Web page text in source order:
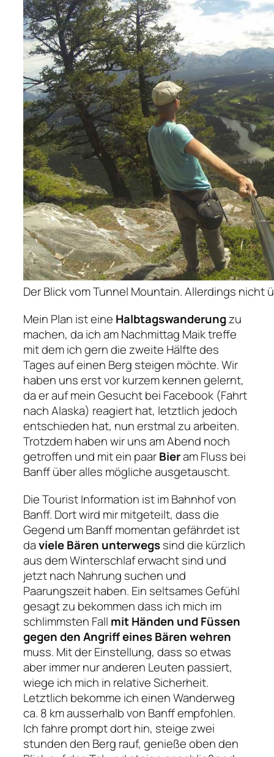
Der Blick vom Tunnel Mountain. Allerdings
Mein Plan ist eine Halbtagswanderungzu
machen, da ich am Nachmittag Maik treffe
mit dem ich gern die zweite Hälfte des
Tages auf einen Berg steigen möchte. Wir
haben uns erst vor kurzem kennen gelernt,
da er auf mein Gesucht bei Facebook (Fahrt
nach Alaska) reagiert hat, letztlich jedoch
entschieden hat, nun erstmal zu arbeiten.
Trotzdem haben wir uns am Abend noch
getroffen und mit ein paarBieram Fluss bei
Banff über alles mögliche ausgetauscht.
Die Tourist Information ist im Bahnhof von
Banff. Dort wird mir mitgeteilt, dass die
Gegend um Banff momentan gefährdet ist
daviele Bären unterwegssind die kürzlich
aus dem Winterschlaf erwacht sind und
jetzt nach Nahrung suchen und
Paarungszeit haben. Ein seltsames Gefühl
gesagt zu bekommen dass ich mich im
schlimmsten Fall mit Händen und Füssen
gegen den Angriff eines Bären wehren
muss. Mit der Einstellung, dass so etwas
aber immer nur anderen Leuten passiert,
wiege ich mich in relative Sicherheit.
Letztlich bekomme ich einen Wanderweg
ca. 8 km ausserhalb von Banff empfohlen.
Ich fahre prompt dort hin, steige zwei
stunden den Berg rauf, genieße oben den